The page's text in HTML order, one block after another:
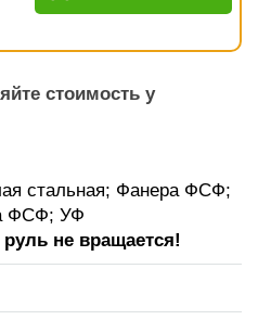
стоимость у
стальная; Фанера ФСФ;
ФСФ; УФ
не вращается!